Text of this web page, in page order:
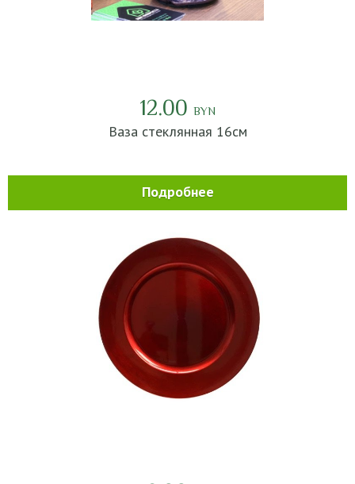
12.00 BYN
Ваза стеклянная 16см
Подробнее